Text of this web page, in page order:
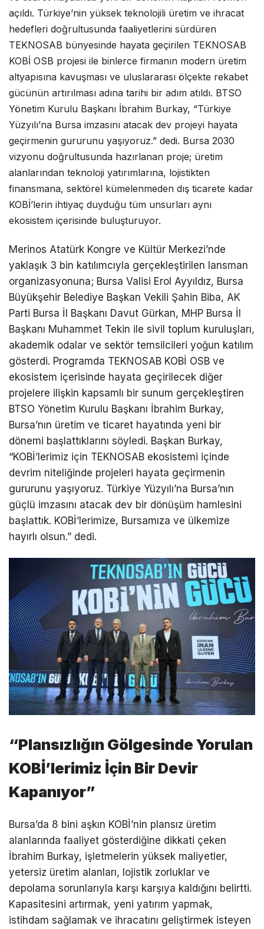
açıldı. Türkiye’nin yüksek teknolojili üretim ve ihracat
hedefleri doğrultusunda faaliyetlerini sürdüren
TEKNOSAB bünyesinde hayata geçirilen TEKNOSAB
KOBİ OSB projesi ile binlerce firmanın modern üretim
altyapısına kavuşması ve uluslararası ölçekte rekabet
gücünün artırılması adına tarihi bir adım atıldı. BTSO
Yönetim Kurulu Başkanı İbrahim Burkay, “Türkiye
Yüzyılı’na Bursa imzasını atacak dev projeyi hayata
geçirmenin gururunu yaşıyoruz.” dedi. Bursa 2030
vizyonu doğrultusunda hazırlanan proje; üretim
alanlarından teknoloji yatırımlarına, lojistikten
finansmana, sektörel kümelenmeden dış ticarete kadar
KOBİ’lerin ihtiyaç duyduğu tüm unsurları aynı
ekosistem içerisinde buluşturuyor.
Merinos Atatürk Kongre ve Kültür Merkezi’nde
yaklaşık 3 bin katılımcıyla gerçekleştirilen lansman
organizasyonuna; Bursa Valisi Erol Ayyıldız, Bursa
Büyükşehir Belediye Başkan Vekili Şahin Biba, AK
Parti Bursa İl Başkanı Davut Gürkan, MHP Bursa İl
Başkanı Muhammet Tekin ile sivil toplum kuruluşları,
akademik odalar ve sektör temsilcileri yoğun katılım
gösterdi. Programda TEKNOSAB KOBİ OSB ve
ekosistem içerisinde hayata geçirilecek diğer
projelere ilişkin kapsamlı bir sunum gerçekleştiren
BTSO Yönetim Kurulu Başkanı İbrahim Burkay,
Bursa’nın üretim ve ticaret hayatında yeni bir
dönemi başlattıklarını söyledi. Başkan Burkay,
“KOBİ’lerimiz için TEKNOSAB ekosistemi içinde
devrim niteliğinde projeleri hayata geçirmenin
gururunu yaşıyoruz. Türkiye Yüzyılı’na Bursa’nın
güçlü imzasını atacak dev bir dönüşüm hamlesini
başlattık. KOBİ’lerimize, Bursamıza ve ülkemize
hayırlı olsun.” dedi.
“Plansızlığın Gölgesinde Yorulan
KOBİ’lerimiz İçin Bir Devir
Kapanıyor”
Bursa’da 8 bini aşkın KOBİ’nin plansız üretim
alanlarında faaliyet gösterdiğine dikkati çeken
İbrahim Burkay, işletmelerin yüksek maliyetler,
yetersiz üretim alanları, lojistik zorluklar ve
depolama sorunlarıyla karşı karşıya kaldığını belirtti.
Kapasitesini artırmak, yeni yatırım yapmak,
istihdam sağlamak ve ihracatını geliştirmek isteyen